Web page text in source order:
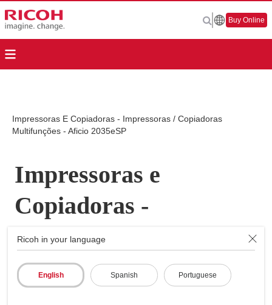
Ricoh in your language
English Spanish Portuguese
Buy Online
Impressoras E Copiadoras - Impressoras / Copiadoras
Multifunções - Aficio 2035eSP
Impressoras e
Copiadoras -
Impressoras /
Copiadoras